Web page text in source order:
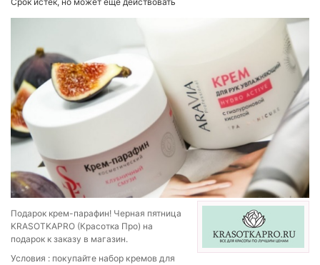
Подарок крем-парафин! Черная пятница
KRASOTKAPRO (Красотка Про) на
подарок к заказу в магазин.
Условия : покупайте набор кремов для